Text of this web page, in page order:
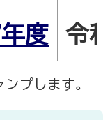
度 令
プします。